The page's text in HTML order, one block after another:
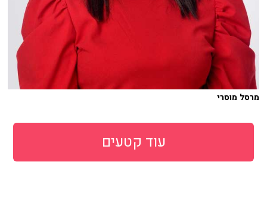
מרסל מוסרי
עוד קטעים